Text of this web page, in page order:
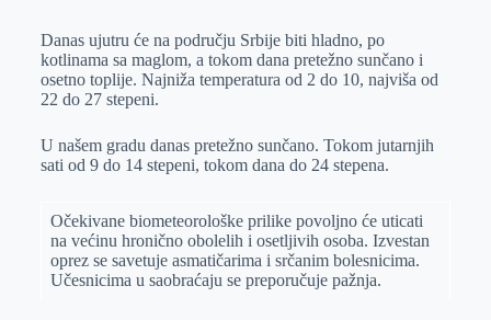
e
r
I
n
s
A
p
p
a
i
l
Danas ujutru će na području Srbije biti hladno, po
kotlinama sa maglom, a tokom dana pretežno sunčano i
osetno toplije. Najniža temperatura od 2 do 10, najviša od
22 do 27 stepeni.
U našem gradu danas pretežno sunčano. Tokom jutarnjih
sati od 9 do 14 stepeni, tokom dana do 24 stepena.
Očekivane biometeorološke prilike povolјno će uticati
na većinu hronično obolelih i osetlјivih osoba. Izvestan
oprez se savetuje asmatičarima i srčanim bolesnicima.
Učesnicima u saobraćaju se preporučuje pažnja.